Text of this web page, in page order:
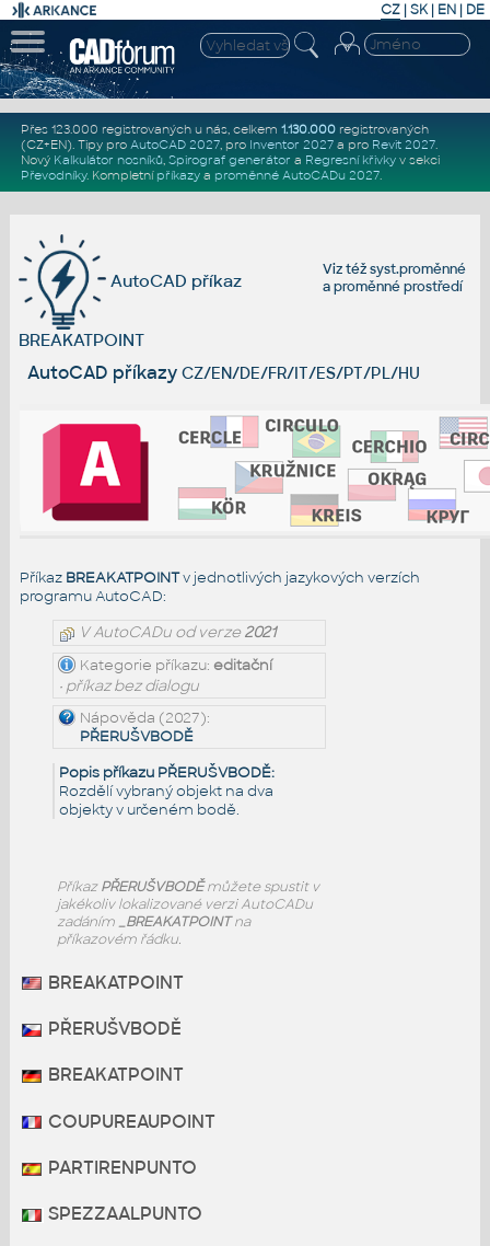
CZ | SK| EN | DE
Přes 123.000 registrovaných u nás, celkem 1.130.000registrovaných
(CZ+EN). Tipy pro AutoCAD 2027, pro Inventor 2027a pro Revit 2027.
Nový Kalkulátor nosníků, Spirograf generátor a Regresní křivkyv sekci
Převodníky. Kompletní příkazya proměnné AutoCADu 2027.
Viz téžsyst.proměnné
aproměnné prostředí
AutoCAD příkaz
BREAKATPOINT
AutoCAD příkazy CZ/EN/DE/FR/IT/ES/PT/PL/HU
Příkaz BREAKATPOINTv jednotlivých jazykových verzích
programu AutoCAD:
V AutoCADu od verze2021
Kategorie příkazu: editační
• příkaz bez dialogu
Nápověda (2027):
PŘERUŠVBODĚ
Popis příkazu PŘERUŠVBODĚ:
Rozdělí vybraný objekt na dva
objekty v určeném bodě.
PříkazPŘERUŠVBODĚmůžete spustit v
jakékoliv lokalizované verzi AutoCADu
zadáním _BREAKATPOINTna
příkazovém řádku.
BREAKATPOINT
PŘERUŠVBODĚ
BREAKATPOINT
COUPUREAUPOINT
PARTIRENPUNTO
SPEZZAALPUNTO